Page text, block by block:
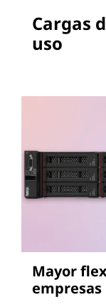
Cargas
uso
Mayor
empresas